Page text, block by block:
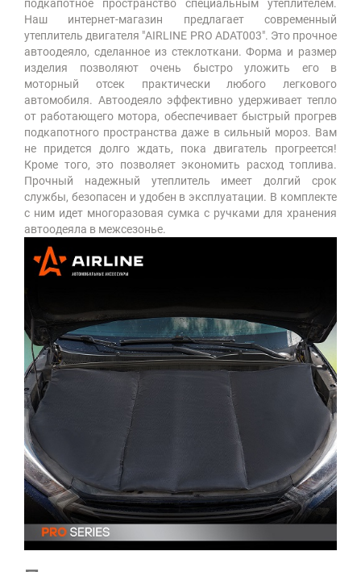
подкапотное пространство специальным утеплителем.
Наш интернет-магазин предлагает современный
утеплитель двигателя "AIRLINE PRO ADAT003". Это прочное
автоодеяло, сделанное из стеклоткани. Форма и размер
изделия позволяют очень быстро уложить его в
моторный отсек практически любого легкового
автомобиля. Автоодеяло эффективно удерживает тепло
от работающего мотора, обеспечивает быстрый прогрев
подкапотного пространства даже в сильный мороз. Вам
не придется долго ждать, пока двигатель прогреется!
Кроме того, это позволяет экономить расход топлива.
Прочный надежный утеплитель имеет долгий срок
службы, безопасен и удобен в эксплуатации. В комплекте
с ним идет многоразовая сумка с ручками для хранения
автоодеяла в межсезонье.